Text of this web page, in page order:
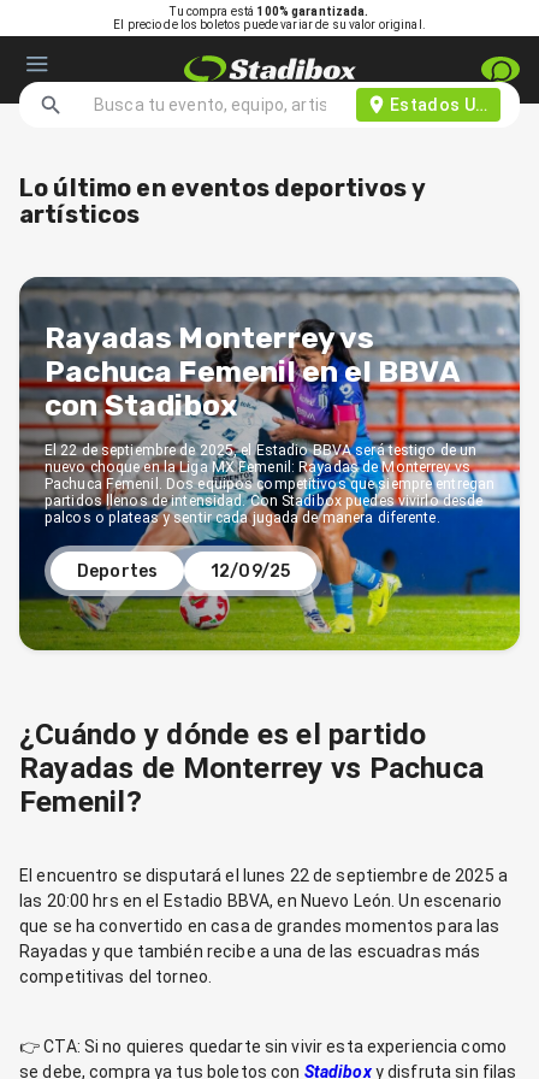
Tu compra está 100% garantizada.
El precio de los boletos puede variar de su valor original.
Estados Unidos
Lo último en eventos deportivos y
artísticos
Rayadas Monterrey vs
Pachuca Femenil en el BBVA
con Stadibox
Deportes 12/09/25
El 22 de septiembre de 2025, el Estadio BBVA será testigo de un
nuevo choque en la Liga MX Femenil: Rayadas de Monterrey vs
Pachuca Femenil. Dos equipos competitivos que siempre entregan
partidos llenos de intensidad. Con Stadibox puedes vivirlo desde
palcos o plateas y sentir cada jugada de manera diferente.
¿Cuándo y dónde es el partido
Rayadas de Monterrey vs Pachuca
Femenil?
El encuentro se disputará el lunes 22 de septiembre de 2025 a
las 20:00 hrs en el Estadio BBVA, en Nuevo León. Un escenario
que se ha convertido en casa de grandes momentos para las
Rayadas y que también recibe a una de las escuadras más
competitivas del torneo.
👉 CTA: Si no quieres quedarte sin vivir esta experiencia como
se debe, compra ya tus boletos con Stadiboxy disfruta sin filas